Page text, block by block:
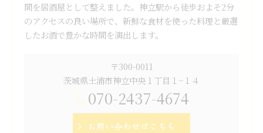
間を居酒屋として整えました。神立駅から徒歩およそ2分
のアクセスの良い場所で、新鮮な食材を使った料理と厳選
したお酒で豊かな時間を演出します。
〒300-0011
茨城県土浦市神立中央１丁目１−１４
070-2437-4674
お問い合わせはこちら